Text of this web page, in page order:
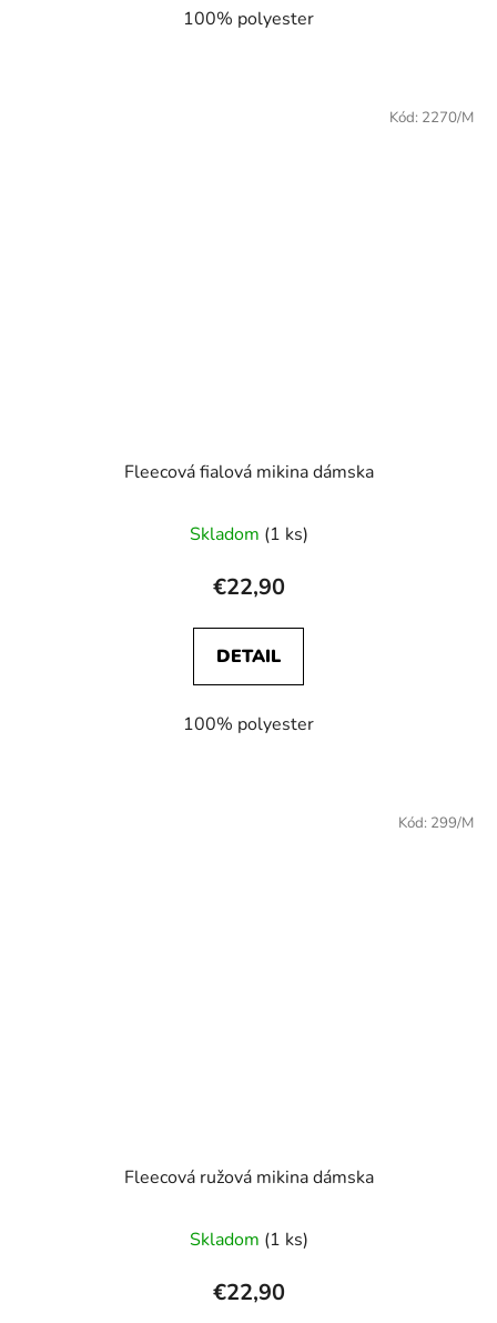
100% polyester
Fleecová fialová mikina dámska
Skladom (1 ks)
€22,90
DETAIL
100% polyester
Kód: 2270/M
Fleecová ružová mikina dámska
Skladom (1 ks)
€22,90
Kód: 299/M